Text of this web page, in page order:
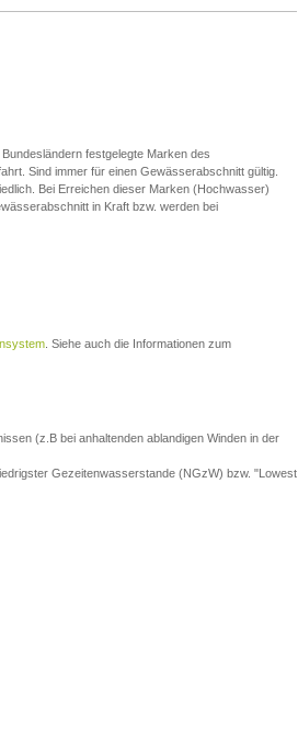
festgelegte Marken des
Sind immer für einen Gewässerabschnitt gültig.
Bei Erreichen dieser Marken (Hochwasser)
in Kraft bzw. werden bei
. Siehe auch die Informationen zum
(z.B bei anhaltenden ablandigen Winden in der
Gezeitenwasserstande (NGzW) bzw. "Lowest